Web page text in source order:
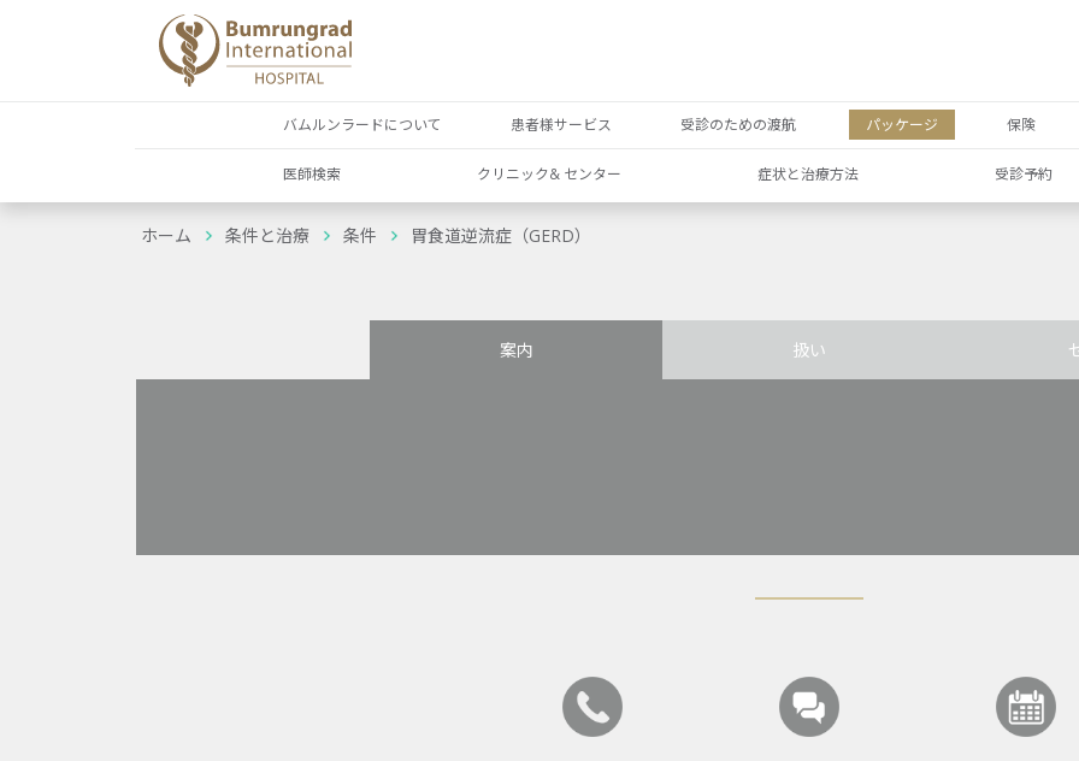
バムルンラードについて 患者様サービス 受診のための渡航 パッケージ 保険
医師検索 クリニック& センター 症状と治療方法 受診予約
ホーム 条件と治療 条件 胃食道逆流症（GERD）
案内 扱い